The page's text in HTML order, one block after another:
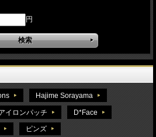
円
Hajime Sorayama
イロンパッチ D*Face
ピンズ